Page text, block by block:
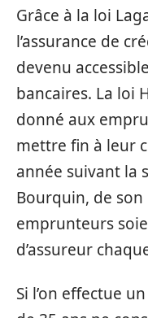
Grâce à la loi
l’assurance de
devenu
bancaires. La loi
donné aux
mettre fin à leur
année suivant la
Bourquin, de
emprunteurs
d’assureur
Si l’on effectue